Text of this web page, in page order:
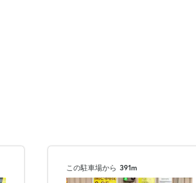
この駐車場から 391m